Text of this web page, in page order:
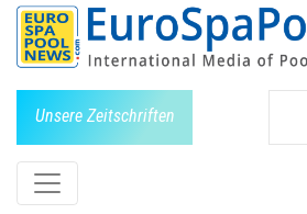
Unsere Zeitschriften